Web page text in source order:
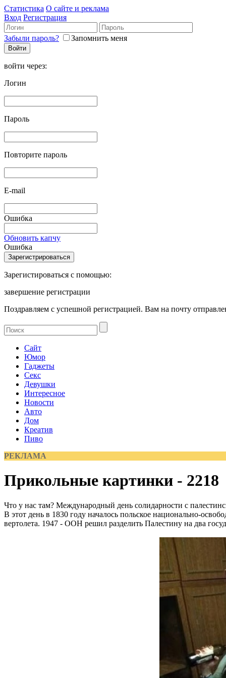
Статистика О сайте и реклама
Вход Регистрация
Забыли пароль? Запомнить меня
войти через:
Логин
Пароль
Повторите пароль
E-mail
Ошибка
Обновить капчу
Ошибка
Зарегистироваться с помощью:
завершение регистрации
Поздравляем с успешной регистрацией. Вам на почту
Сайт
Юмор
Гаджеты
Секс
Девушки
Интересное
Новости
Авто
Дом
Креатив
Пиво
РЕКЛАМА
Прикольные картинки - 2218
Что у нас там? Международный день солидарности с
В этот день в 1830 году началось польское национально-
вертолета. 1947 - ООН решил разделить Палестину на два